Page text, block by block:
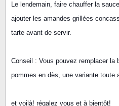
Le lendemain, faire chauffer la
ajouter les amandes grillées
tarte avant de servir.
Conseil : Vous pouvez remplacer la
pommes en dès, une variante toute
et voilà! régalez vous et à bientôt!